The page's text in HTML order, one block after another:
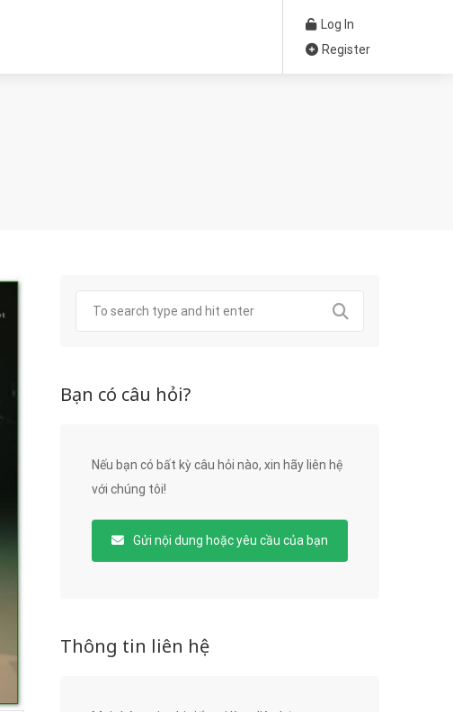
Log In
Register
Bạn có câu hỏi?
Nếu bạn có bất kỳ câu hỏi nào, xin hãy liên hệ
với chúng tôi!
Gửi nội dung hoặc yêu cầu của bạn
Thông tin liên hệ